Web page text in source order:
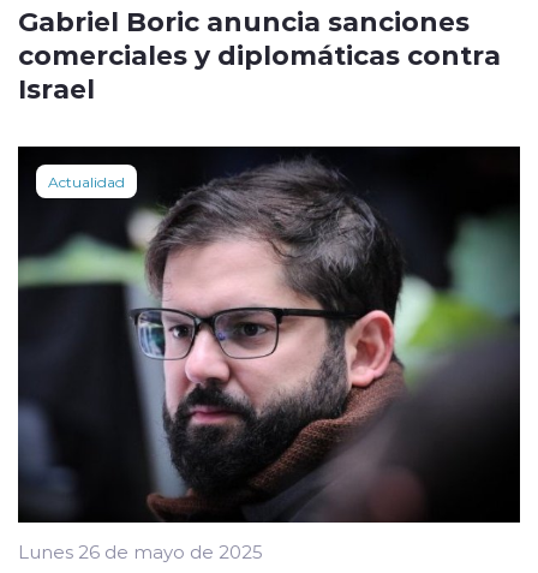
Gabriel Boric anuncia sanciones
comerciales y diplomáticas contra
Israel
Actualidad
Lunes 26 de mayo de 2025